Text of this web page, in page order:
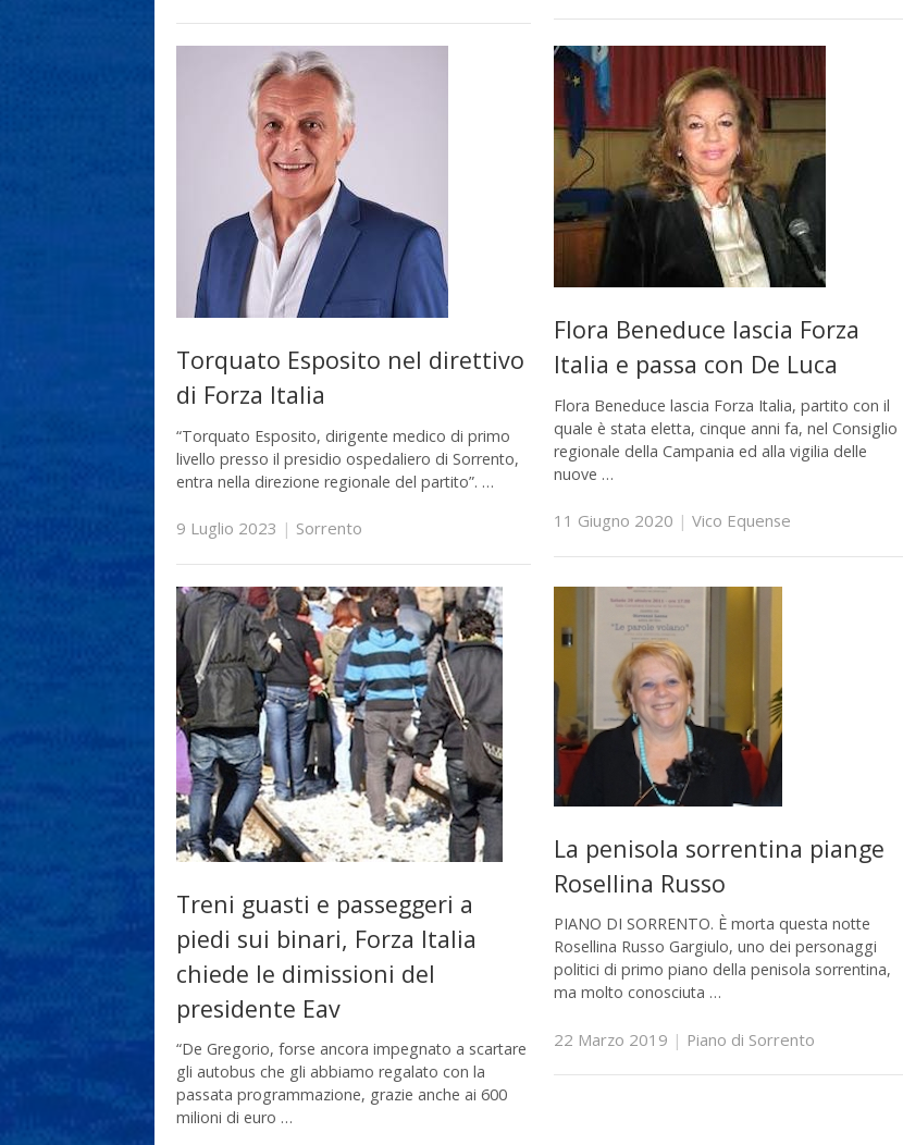
Torquato Esposito nel direttivo
di Forza Italia
“Torquato Esposito, dirigente medico di primo
livello presso il presidio ospedaliero di Sorrento,
entra nella direzione regionale del partito”. …
9 Luglio 2023 | Sorrento
Flora Beneduce lascia Forza
Italia e passa con De Luca
Flora Beneduce lascia Forza Italia, partito con il
quale è stata eletta, cinque anni fa, nel Consiglio
regionale della Campania ed alla vigilia delle
nuove …
11 Giugno 2020 | Vico Equense
Treni guasti e passeggeri a
piedi sui binari, Forza Italia
chiede le dimissioni del
presidente Eav
“De Gregorio, forse ancora impegnato a scartare
gli autobus che gli abbiamo regalato con la
passata programmazione, grazie anche ai 600
milioni di euro …
La penisola sorrentina piange
Rosellina Russo
PIANO DI SORRENTO. È morta questa notte
Rosellina Russo Gargiulo, uno dei personaggi
politici di primo piano della penisola sorrentina,
ma molto conosciuta …
22 Marzo 2019 | Piano di Sorrento